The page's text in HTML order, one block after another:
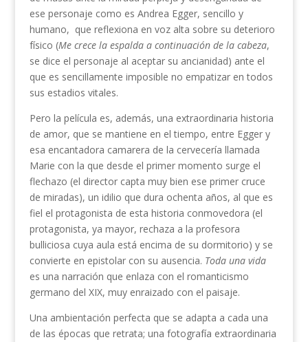
ese personaje como es Andrea Egger, sencillo y
humano, que reflexiona en voz alta sobre su deterioro
físico (Me crece la espalda a continuación de la cabeza,
se dice el personaje al aceptar su ancianidad) ante el
que es sencillamente imposible no empatizar en todos
sus estadios vitales.
Pero la película es, además, una extraordinaria historia
de amor, que se mantiene en el tiempo, entre Egger y
esa encantadora camarera de la cervecería llamada
Marie con la que desde el primer momento surge el
flechazo (el director capta muy bien ese primer cruce
de miradas), un idilio que dura ochenta años, al que es
fiel el protagonista de esta historia conmovedora (el
protagonista, ya mayor, rechaza a la profesora
bulliciosa cuya aula está encima de su dormitorio) y se
convierte en epistolar con su ausencia. Toda una vida
es una narración que enlaza con el romanticismo
germano del XIX, muy enraizado con el paisaje.
Una ambientación perfecta que se adapta a cada una
de las épocas que retrata; una fotografía extraordinaria